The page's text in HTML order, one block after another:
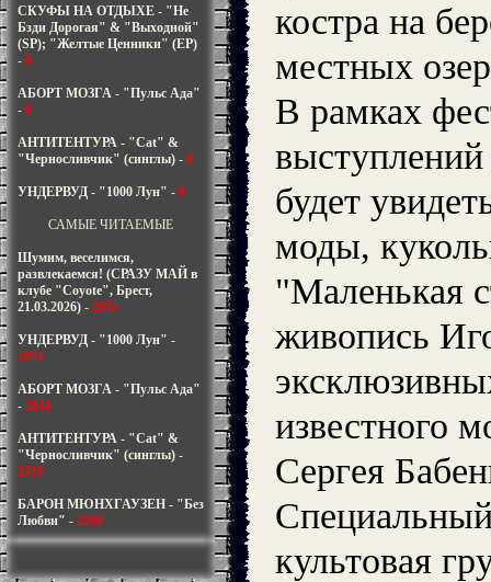
СКУФЫ НА ОТДЫХЕ - "Не
Бзди Дорогая" & "Выходной"
(SP); "Желтые Ценники" (EP)
- 0
АБОРТ МОЗГА - "Пульс Ада"
- 0
АНТИТЕНТУРА - "Cat" &
"Черносливчик" (синглы) - 0
УНДЕРВУД - "1000 Лун" - 0
САМЫЕ ЧИТАЕМЫЕ
Шумим, веселимся,
развлекаемся! (СРАЗУ МАЙ в
клубе "Coyote", Брест,
21.03.2026) - 2953
УНДЕРВУД - "1000 Лун" -
2853
АБОРТ МОЗГА - "Пульс Ада"
- 2834
АНТИТЕНТУРА - "Cat" &
"Черносливчик" (синглы) -
2519
БАРОН МЮНХГАУЗЕН - "Без
Любви" - 2260
костра на
местных
В рамках
будет
моды,
"Маленькая
живопись
известного
Сергея
культовая